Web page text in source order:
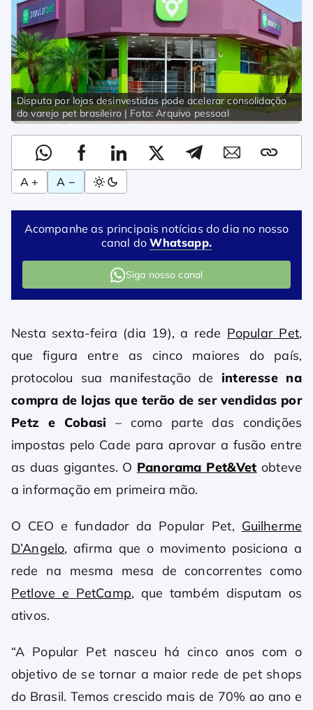
Disputa por lojas desinvestidas pode acelerar consolidação
do varejo pet brasileiro | Foto: Arquivo pessoal
A + A −
Acompanhe as principais notícias do dia no nosso
canal doWhatsapp.
Siga nosso canal
Nesta sexta-feira (dia 19), a rede Popular Pet,
que figura entre as cinco maiores do país,
protocolou sua manifestação de interesse na
compra de lojas que terão de ser vendidas por
Petz e Cobasi – como parte das condições
impostas pelo Cade para aprovar a fusão entre
as duas gigantes. O Panorama Pet&Vet obteve
a informação em primeira mão.
O CEO e fundador da Popular Pet, Guilherme
D’Angelo, afirma que o movimento posiciona a
rede na mesma mesa de concorrentes como
Petlove e PetCamp, que também disputam os
ativos.
“A Popular Pet nasceu há cinco anos com o
objetivo de se tornar a maior rede de pet shops
do Brasil. Temos crescido mais de 70% ao ano e